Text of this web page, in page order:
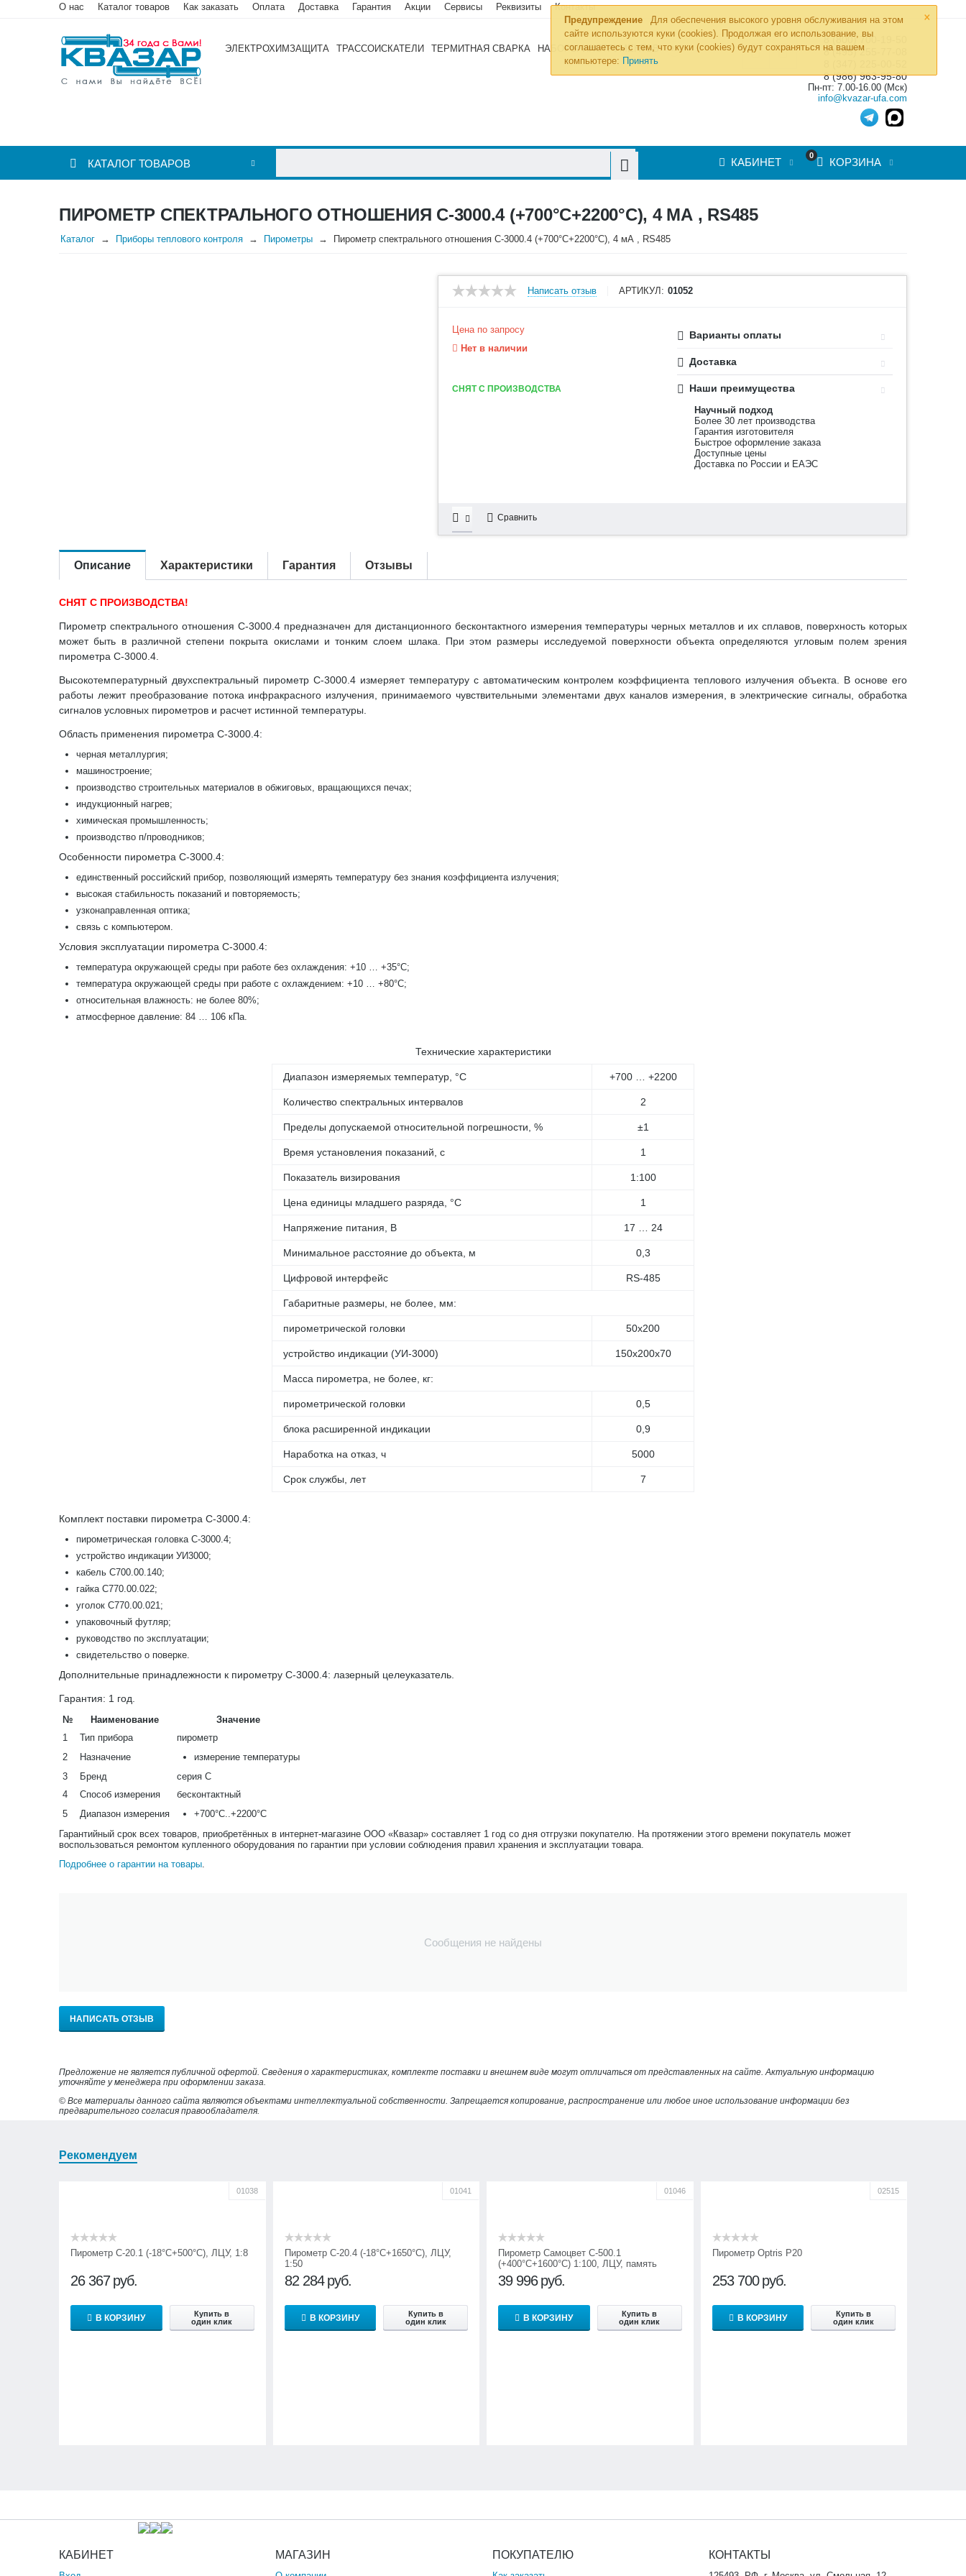
×
Предупреждение
Для обеспечения высокого уровня обслуживания на этом
сайте используются куки (cookies). Продолжая его использование, вы
соглашаетесь с тем, что куки (cookies) будут сохраняться на вашем
компьютере: Принять
О нас Каталог товаров Как заказать Оплата Доставка Гарантия Акции Сервисы Реквизиты Контакты
ЭЛЕКТРОХИМЗАЩИТА ТРАССОИСКАТЕЛИ ТЕРМИТНАЯ СВАРКА НАБОРЫ ИНСТРУМЕНТОВ »
8 (800) 700-19-50
8 (495) 255-77-08
8 (986) 963-95-80
Пн-пт: 7.00-16.00 (Мск)
info@kvazar-ufa.com
КАТАЛОГ ТОВАРОВ
0
КОРЗИНА
КАБИНЕТ
ПИРОМЕТР СПЕКТРАЛЬНОГО ОТНОШЕНИЯ С-3000.4 (+700°С+2200°С), 4 МА , RS485
Каталог Приборы теплового контроля Пирометры Пирометр спектрального отношения С-3000.4 (+700°С+2200°С), 4 мА , RS485
Написать отзыв АРТИКУЛ: 01052
Цена по запросу
Нет в наличии
СНЯТ С ПРОИЗВОДСТВА
Варианты оплаты
Доставка
Наши преимущества
Научный подход
Более 30 лет производства
Гарантия изготовителя
Быстрое оформление заказа
Доступные цены
Доставка по России и ЕАЭС
Сравнить
Описание Характеристики Гарантия Отзывы
СНЯТ С ПРОИЗВОДСТВА!
Пирометр спектрального отношения С-3000.4 предназначен для дистанционного бесконтактного измерения температуры черных металлов и их сплавов, поверхность которых
может быть в различной степени покрыта окислами и тонким слоем шлака. При этом размеры исследуемой поверхности объекта определяются угловым полем зрения
пирометра С-3000.4.
Высокотемпературный двухспектральный пирометр С-3000.4 измеряет температуру с автоматическим контролем коэффициента теплового излучения объекта. В основе его
работы лежит преобразование потока инфракрасного излучения, принимаемого чувствительными элементами двух каналов измерения, в электрические сигналы, обработка
сигналов условных пирометров и расчет истинной температуры.
Область применения пирометра С-3000.4:
черная металлургия;
машиностроение;
производство строительных материалов в обжиговых, вращающихся печах;
индукционный нагрев;
химическая промышленность;
производство п/проводников;
Особенности пирометра С-3000.4:
единственный российский прибор, позволяющий измерять температуру без знания коэффициента излучения;
высокая стабильность показаний и повторяемость;
узконаправленная оптика;
связь с компьютером.
Условия эксплуатации пирометра С-3000.4:
температура окружающей среды при работе без охлаждения: +10 … +35°С;
температура окружающей среды при работе с охлаждением: +10 … +80°С;
относительная влажность: не более 80%;
атмосферное давление: 84 … 106 кПа.
Технические характеристики
Диапазон измеряемых температур, °С +700 … +2200
Количество спектральных интервалов 2
Пределы допускаемой относительной погрешности, % ±1
Время установления показаний, с 1
Показатель визирования 1:100
Цена единицы младшего разряда, °С 1
Напряжение питания, В 17 … 24
Минимальное расстояние до объекта, м 0,3
Цифровой интерфейс RS-485
Габаритные размеры, не более, мм:
пирометрической головки 50х200
устройство индикации (УИ-3000) 150х200х70
Масса пирометра, не более, кг:
пирометрической головки 0,5
блока расширенной индикации 0,9
Наработка на отказ, ч 5000
Срок службы, лет 7
Комплект поставки пирометра С-3000.4:
пирометрическая головка С-3000.4;
устройство индикации УИ3000;
кабель С700.00.140;
гайка С770.00.022;
уголок С770.00.021;
упаковочный футляр;
руководство по эксплуатации;
свидетельство о поверке.
Дополнительные принадлежности к пирометру С-3000.4: лазерный целеуказатель.
Гарантия: 1 год.
№ Наименование
Значение
1
Тип прибора
пирометр
2
Назначение
измерение температуры
3
Бренд
серия С
4
Способ измерения
бесконтактный
5
Диапазон измерения
+700°С..+2200°С
Гарантийный срок всех товаров, приобретённых в интернет-магазине ООО «Квазар» составляет 1 год со дня отгрузки покупателю. На протяжении этого времени покупатель может
воспользоваться ремонтом купленного оборудования по гарантии при условии соблюдения правил хранения и эксплуатации товара.
Подробнее о гарантии на товары.
Сообщения не найдены
НАПИСАТЬ ОТЗЫВ
Предложение не является публичной офертой. Сведения о характеристиках, комплекте поставки и внешнем виде могут отличаться от представленных на сайте. Актуальную информацию
уточняйте у менеджера при оформлении заказа.
© Все материалы данного сайта являются объектами интеллектуальной собственности. Запрещается копирование, распространение или любое иное использование информации без
предварительного согласия правообладателя.
Рекомендуем
01038
Пирометр С-20.1 (-18°С+500°С), ЛЦУ, 1:8
26 367 руб.
В КОРЗИНУ
Купить в
один клик
01041
Пирометр С-20.4 (-18°С+1650°С), ЛЦУ,
1:50
82 284 руб.
В КОРЗИНУ
Купить в
один клик
01046
Пирометр Самоцвет С-500.1
(+400°С+1600°С) 1:100, ЛЦУ, память
39 996 руб.
В КОРЗИНУ
Купить в
один клик
02515
Пирометр Optris P20
253 700 руб.
В КОРЗИНУ
Купить в
один клик
КАБИНЕТ МАГАЗИН ПОКУПАТЕЛЮ КОНТАКТЫ